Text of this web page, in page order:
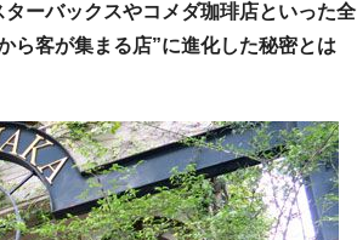
ーバックスやコメダ珈琲店といった全
ら客が集まる店”に進化した秘密とは